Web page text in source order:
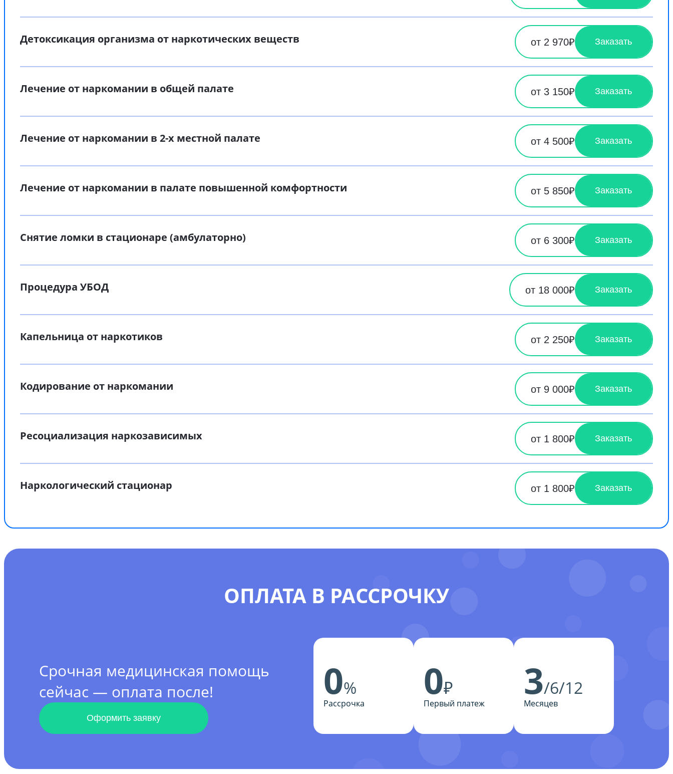
Детоксикация организма от наркотических веществ от 2 970₽ Заказать
Лечение от наркомании в общей палате от 3 150₽ Заказать
Лечение от наркомании в 2-х местной палате от 4 500₽ Заказать
Лечение от наркомании в палате повышенной комфортности от 5 850₽ Заказать
Снятие ломки в стационаре (амбулаторно) от 6 300₽ Заказать
Процедура УБОД от 18 000₽ Заказать
Капельница от наркотиков от 2 250₽ Заказать
Кодирование от наркомании от 9 000₽ Заказать
Ресоциализация наркозависимых от 1 800₽ Заказать
Наркологический стационар от 1 800₽ Заказать
ОПЛАТА В РАССРОЧКУ
Срочная медицинская помощь
сейчас — оплата после!
0%
Рассрочка 0₽
Первый платеж 3/6/12
Месяцев
Оформить заявку